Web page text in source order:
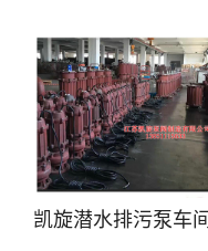
凯旋潜水排污泵车间